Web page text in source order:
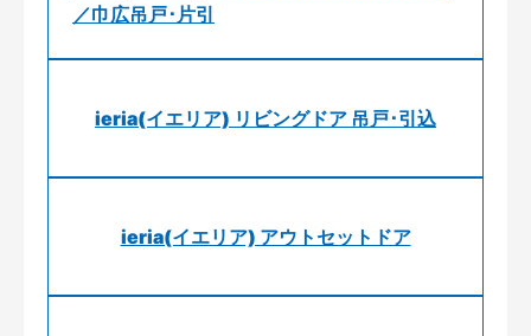
／巾広吊戸･片引
ieria(イエリア) リビングドア 吊戸･引込
ieria(イエリア) アウトセットドア